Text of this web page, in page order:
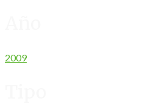
2009